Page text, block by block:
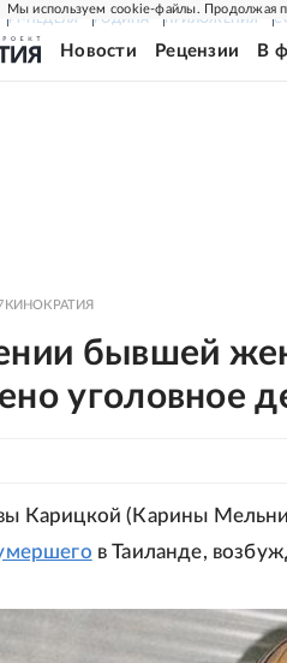
Мы используем cookie-файлы. Продолжая
РГ-НЕДЕЛЯ РОДИНА ПРИЛОЖЕНИЯ
Новости Рецензии В
КИНОКРАТИЯ
бывшей
уголовное
Карицкой (Карины
в Таиланде,